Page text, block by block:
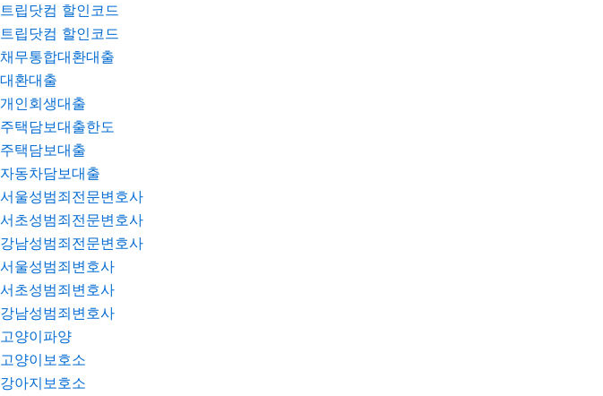
트립닷컴 할인코드
트립닷컴 할인코드
채무통합대환대출
대환대출
개인회생대출
주택담보대출한도
주택담보대출
자동차담보대출
서울성범죄전문변호사
서초성범죄전문변호사
강남성범죄전문변호사
서울성범죄변호사
서초성범죄변호사
강남성범죄변호사
고양이파양
고양이보호소
강아지보호소